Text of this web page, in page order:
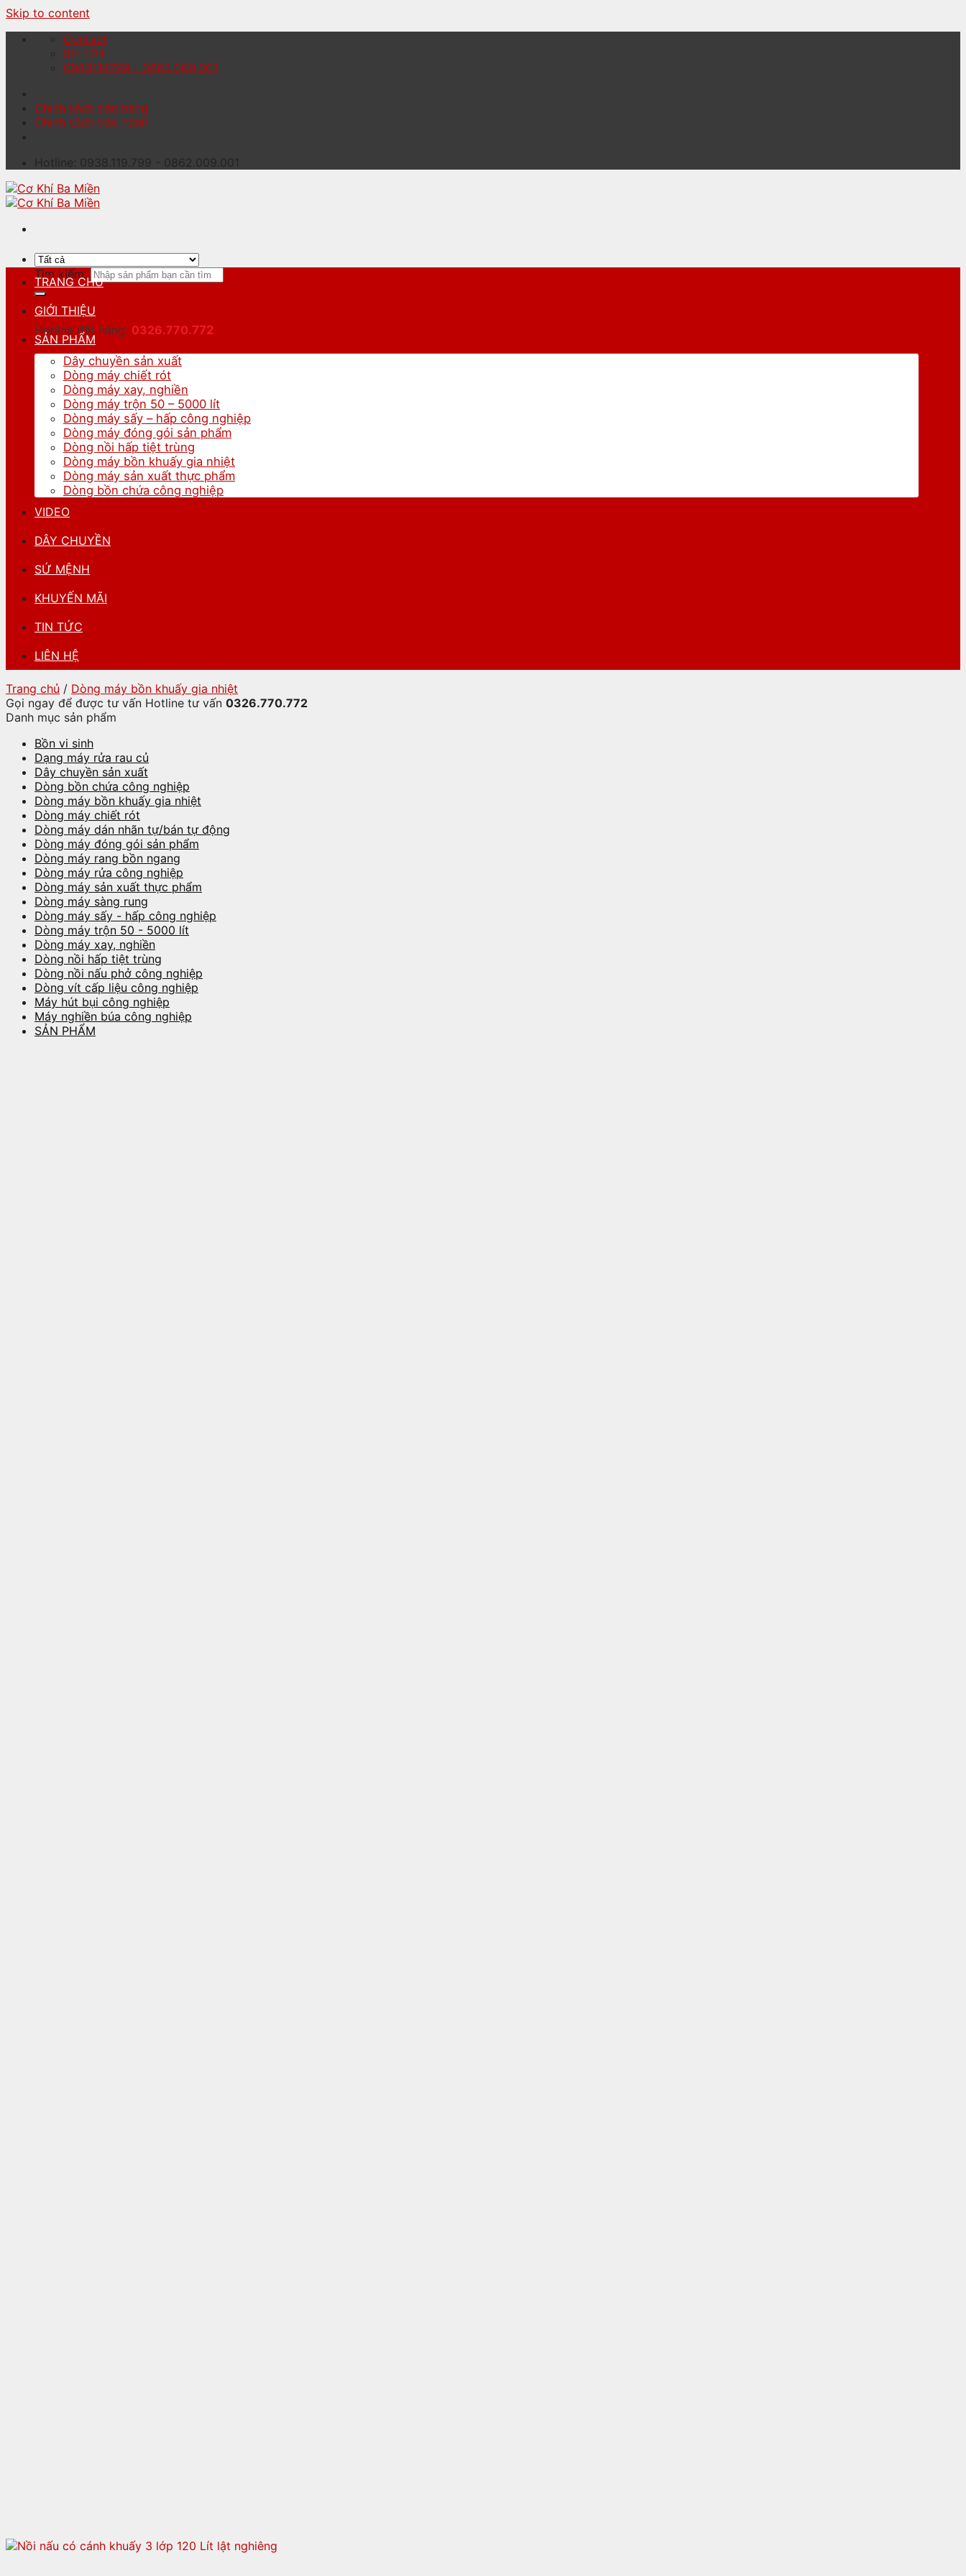
Skip to content
Contact
8H-17H
0983119799 - 0862.009.001
Chính sách bán hàng
Chính sách bảo hành
Hotline: 0938.119.799 - 0862.009.001
Tìm kiếm:
Hotline đặt hàng: 0326.770.772
TRANG CHỦ
GIỚI THIỆU
SẢN PHẨM
Dây chuyền sản xuất
Dòng máy chiết rót
Dòng máy xay, nghiền
Dòng máy trộn 50 – 5000 lít
Dòng máy sấy – hấp công nghiệp
Dòng máy đóng gói sản phẩm
Dòng nồi hấp tiệt trùng
Dòng máy bồn khuấy gia nhiệt
Dòng máy sản xuất thực phẩm
Dòng bồn chứa công nghiệp
VIDEO
DÂY CHUYỀN
SỨ MỆNH
KHUYẾN MÃI
TIN TỨC
LIÊN HỆ
Trang chủ / Dòng máy bồn khuấy gia nhiệt
Gọi ngay để được tư vấn Hotline tư vấn 0326.770.772
Danh mục sản phẩm
Bồn vi sinh
Dạng máy rửa rau củ
Dây chuyền sản xuất
Dòng bồn chứa công nghiệp
Dòng máy bồn khuấy gia nhiệt
Dòng máy chiết rót
Dòng máy dán nhãn tự/bán tự động
Dòng máy đóng gói sản phẩm
Dòng máy rang bồn ngang
Dòng máy rửa công nghiệp
Dòng máy sản xuất thực phẩm
Dòng máy sàng rung
Dòng máy sấy - hấp công nghiệp
Dòng máy trộn 50 - 5000 lít
Dòng máy xay, nghiền
Dòng nồi hấp tiệt trùng
Dòng nồi nấu phở công nghiệp
Dòng vít cấp liệu công nghiệp
Máy hút bụi công nghiệp
Máy nghiền búa công nghiệp
SẢN PHẨM